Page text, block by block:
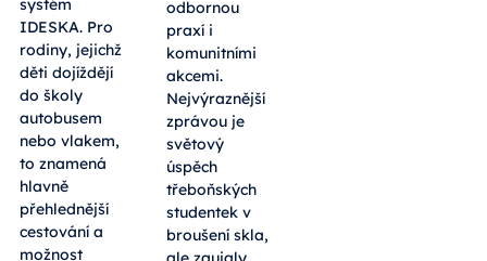
systém
IDESKA. Pro
rodiny, jejichž
děti dojíždějí
do školy
autobusem
nebo vlakem,
to znamená
hlavně
přehlednější
cestování a
možnost
odbornou
praxí i
komunitními
akcemi.
Nejvýraznější
zprávou je
světový
úspěch
třeboňských
studentek v
broušení skla,